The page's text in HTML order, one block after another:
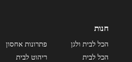
חנות
הכל לבית ולגן
הכל לבית
פתרונות אחסון
ריהוט לבית